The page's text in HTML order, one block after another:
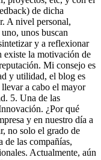
de dicha
A nivel personal,
unos buscan
y a reflexionar
existe la motivación de
Mi consejo es
y utilidad, el blog es
a cabo el mayor
5. Una de las
¿Por qué
y en nuestro día a
no solo el grado de
las compañías,
Actualmente, aún